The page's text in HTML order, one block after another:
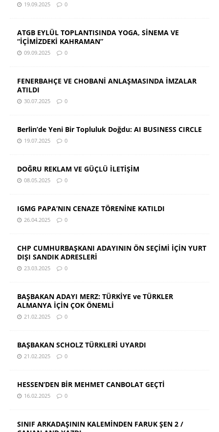
19.09.2025 0
ATGB EYLÜL TOPLANTISINDA YOGA, SİNEMA VE
“İÇİMİZDEKİ KAHRAMAN”
09.09.2025 0
FENERBAHÇE VE CHOBANİ ANLAŞMASINDA İMZALAR
ATILDI
30.07.2025 0
Berlin’de Yeni Bir Topluluk Doğdu: AI BUSINESS CIRCLE
19.07.2025 0
DOĞRU REKLAM VE GÜÇLÜ İLETİŞİM
08.05.2025 0
IGMG PAPA’NIN CENAZE TÖRENİNE KATILDI
26.04.2025 0
CHP CUMHURBAŞKANI ADAYININ ÖN SEÇİMİ İÇİN YURT
DIŞI SANDIK ADRESLERİ
23.03.2025 0
BAŞBAKAN ADAYI MERZ: TÜRKİYE ve TÜRKLER
ALMANYA İÇİN ÇOK ÖNEMLİ
21.02.2025 0
BAŞBAKAN SCHOLZ TÜRKLERİ UYARDI
21.02.2025 0
HESSEN’DEN BİR MEHMET CANBOLAT GEÇTİ
16.02.2025 0
SINIF ARKADAŞININ KALEMİNDEN FARUK ŞEN 2 /